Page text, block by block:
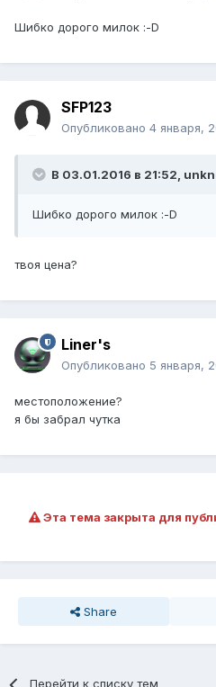
Шибко дорого милок :-D
SFP123
Опубликовано 4 января,
В 03.01.2016 в 21:52,
Шибко дорого милок :-D
твоя цена?
Liner's
Опубликовано 5 января,
местоположение?
я бы забрал чутка
Эта тема закрыта для
Share
Перейти к списку тем